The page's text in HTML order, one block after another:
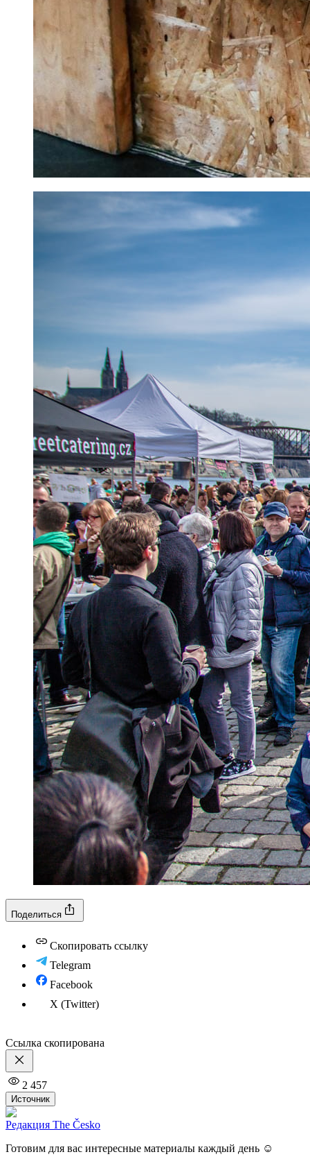
Поделиться
Скопировать ссылку
Telegram
Facebook
X (Twitter)
Ссылка скопирована
2 457
Источник
Редакция The Česko
Готовим для вас интересные материалы каждый день ☺️